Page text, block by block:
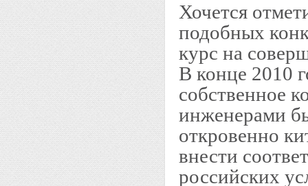
Хочется
подобных
курс на
В конце 2010
собственное
инженерами
откровенно
внести
российских